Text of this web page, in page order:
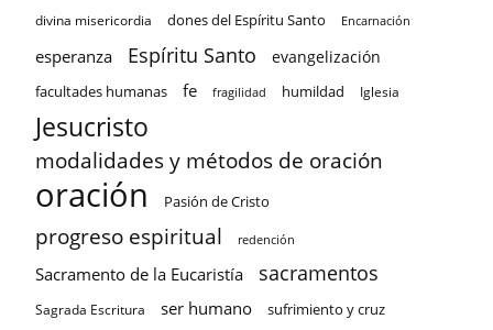
divina misericordia dones del Espíritu Santo Encarnación
esperanza Espíritu Santo evangelización
facultades humanas fe fragilidad humildad Iglesia
Jesucristo
modalidades y métodos de oración
oración Pasión de Cristo
progreso espiritual redención
Sacramento de la Eucaristía sacramentos
Sagrada Escritura ser humano sufrimiento y cruz